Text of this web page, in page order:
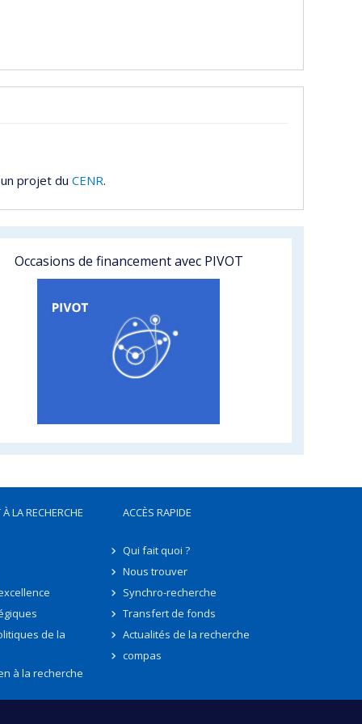
projet du CENR.
Occasions de financement avec PIVOT
LA RECHERCHE
de la
à la recherche
ACCÈS RAPIDE
Qui fait quoi ?
Nous trouver
Synchro-recherche
Transfert de fonds
Actualités de la recherche
compas